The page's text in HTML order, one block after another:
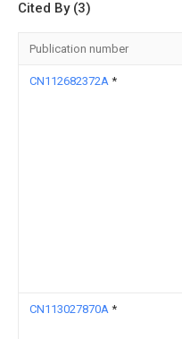
Cited By (3)
Publication number
CN112682372A *
CN113027870A *